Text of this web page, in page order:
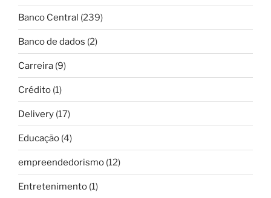
Banco Central (239)
Banco de dados (2)
Carreira (9)
Crédito (1)
Delivery (17)
Educação (4)
empreendedorismo (12)
Entretenimento (1)